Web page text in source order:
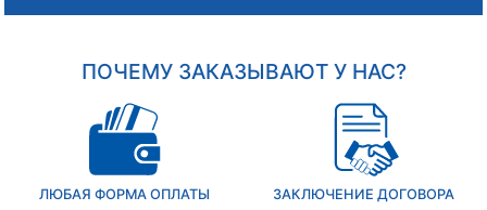
ПОЧЕМУ ЗАКАЗЫВАЮТ У НАС?
ЛЮБАЯ ФОРМА ОПЛАТЫ ЗАКЛЮЧЕНИЕ ДОГОВОРА